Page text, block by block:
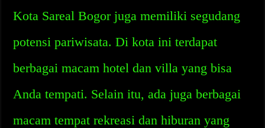
Kota Sareal Bogor juga memiliki segudang
potensi pariwisata. Di kota ini terdapat
berbagai macam hotel dan villa yang bisa
Anda tempati. Selain itu, ada juga berbagai
macam tempat rekreasi dan hiburan yang